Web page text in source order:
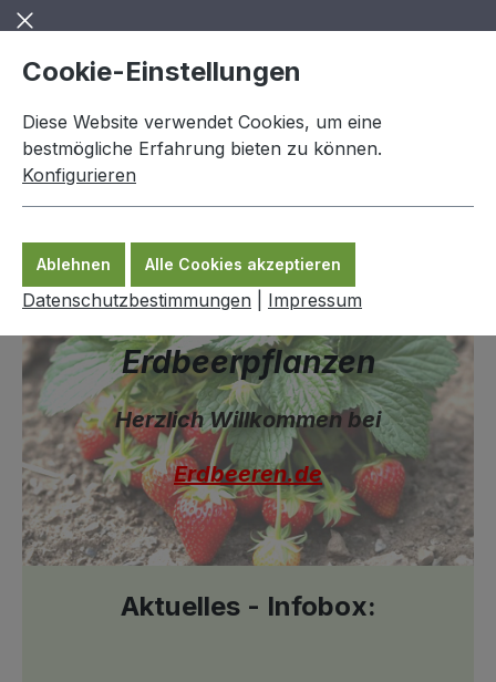
Zum Hauptinhalt springen
0,00 €
Ihre Nr. 1 für
Erdbeerpflanzen
Herzlich Willkommen bei
Erdbeeren.de
Aktuelles - Infobox:
Cookie-Einstellungen
Diese Website verwendet Cookies, um eine
bestmögliche Erfahrung bieten zu können.
Konfigurieren
Ablehnen Alle Cookies akzeptieren
Datenschutzbestimmungen Impressum